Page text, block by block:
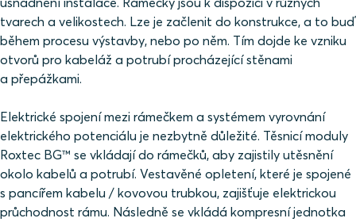
tvarech a velikostech. Lze je začlenit do konstrukce, a to buď
během procesu výstavby, nebo po něm. Tím dojde ke vzniku
otvorů pro kabeláž a potrubí procházející stěnami
a přepážkami.
Elektrické spojení mezi rámečkem a systémem vyrovnání
elektrického potenciálu je nezbytně důležité. Těsnicí moduly
Roxtec BG™ se vkládají do rámečků, aby zajistily utěsnění
okolo kabelů a potrubí. Vestavěné opletení, které je spojené
s pancířem kabelu / kovovou trubkou, zajišťuje elektrickou
průchodnost rámu. Následně se vkládá kompresní jednotka